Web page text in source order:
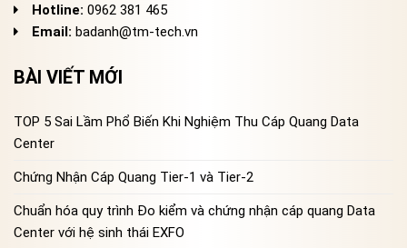
Hotline: 0962 381 465
Email: badanh@tm-tech.vn
BÀI VIẾT MỚI
TOP 5 Sai Lầm Phổ Biến Khi Nghiệm Thu Cáp Quang Data
Center
Chứng Nhận Cáp Quang Tier-1 và Tier-2
Chuẩn hóa quy trình Đo kiểm và chứng nhận cáp quang Data
Center với hệ sinh thái EXFO